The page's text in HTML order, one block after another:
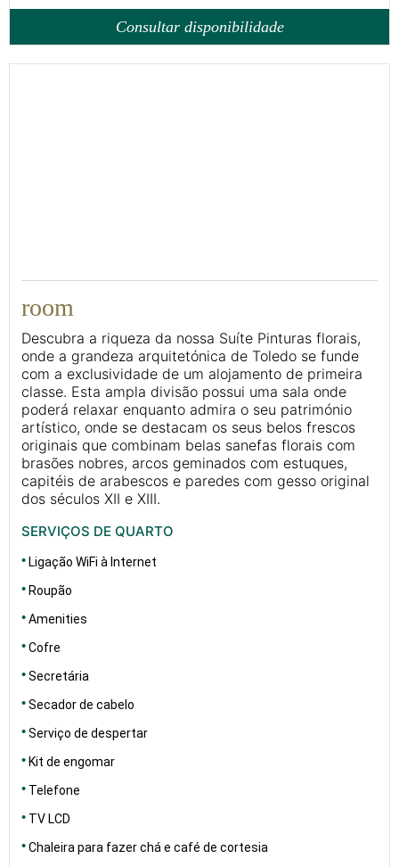
Consultar disponibilidade
room
Descubra a riqueza da nossa Suíte Pinturas florais,
onde a grandeza arquitetónica de Toledo se funde
com a exclusividade de um alojamento de primeira
classe. Esta ampla divisão possui uma sala onde
poderá relaxar enquanto admira o seu património
artístico, onde se destacam os seus belos frescos
originais que combinam belas sanefas florais com
brasões nobres, arcos geminados com estuques,
capitéis de arabescos e paredes com gesso original
dos séculos XII e XIII.
SERVIÇOS DE QUARTO
Ligação WiFi à Internet
Roupão
Amenities
Cofre
Secretária
Secador de cabelo
Serviço de despertar
Kit de engomar
Telefone
TV LCD
Chaleira para fazer chá e café de cortesia